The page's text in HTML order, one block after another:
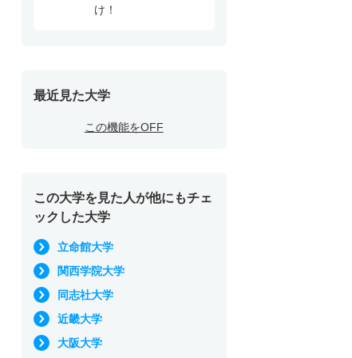
け！
最近見た大学
この機能をOFF
この大学を見た人が他にもチェ
ックした大学
立命館大学
関西学院大学
同志社大学
近畿大学
大阪大学